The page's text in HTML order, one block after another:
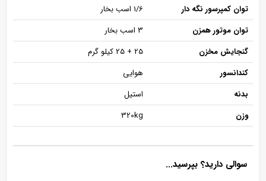
توان کمپرسور نگه دار
1/6 اسب بخار
توان موتور همزن
3 اسب بخار
گنجایش مخزن
25 + 25 کیلو گرم
کندانسور
هوایی
بدنه
استیل
وزن
320kg
سوالی دارید؟ بپرسید...